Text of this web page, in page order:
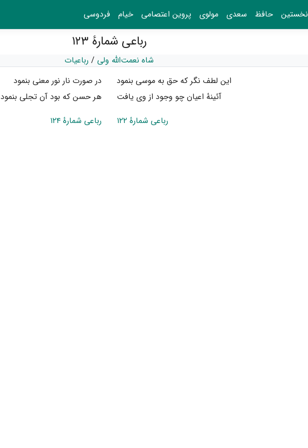
نخستین حافظ سعدی مولوی پروین اعتصامی خیام فردوسی
رباعی شمارهٔ ۱۲۳
شاه نعمت‌الله ولی / رباعیات
این لطف نگر که حق به موسی بنمود
در صورت نار نور معنی بنمود
آئینهٔ اعیان چو وجود از وی یافت
هر حسن که بود آن تجلی بنمود
رباعی شمارهٔ ۱۲۲
رباعی شمارهٔ ۱۲۴